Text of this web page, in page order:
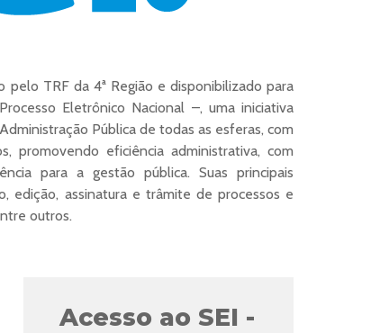
TRF da 4ª Região e disponibilizado para
Eletrônico Nacional –, uma iniciativa
Pública de todas as esferas, com
promovendo eficiência administrativa, com
para a gestão pública. Suas principais
edição, assinatura e trâmite de processos e
outros.
Acesso ao SEI -